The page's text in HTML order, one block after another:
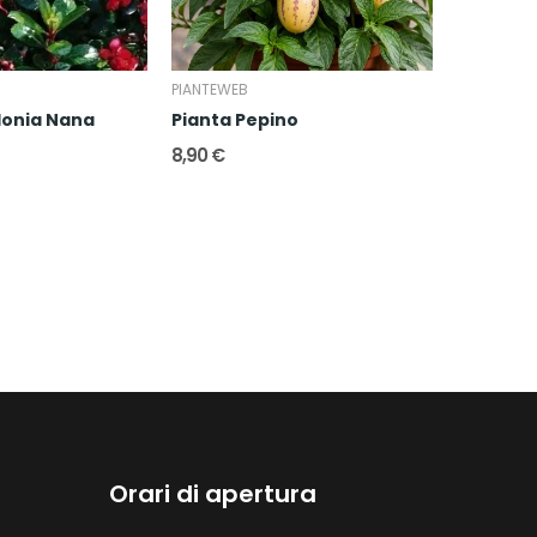
Nana
PIANTEWEB
Pianta Pepino
8,90 €
Orari di apertura